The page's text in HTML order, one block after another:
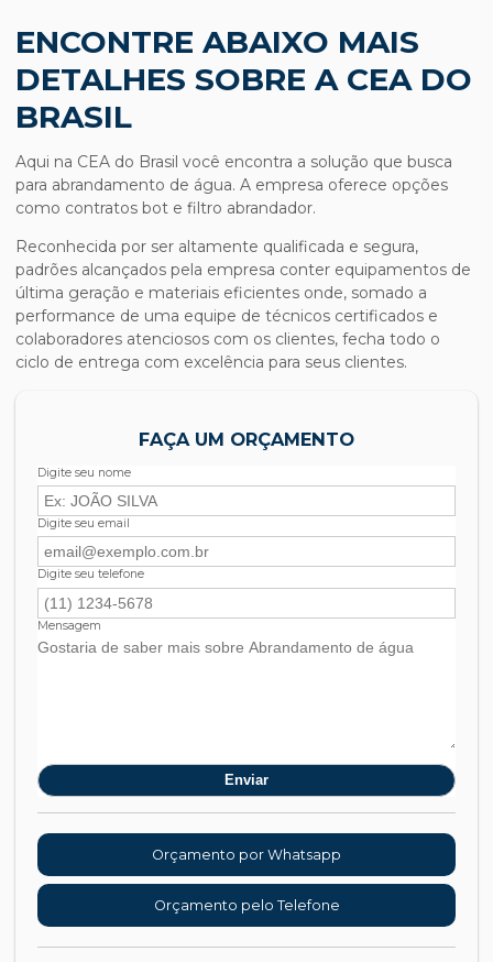
ENCONTRE ABAIXO MAIS
DETALHES SOBRE A CEA DO
BRASIL
Aqui na CEA do Brasil você encontra a solução que busca
para abrandamento de água. A empresa oferece opções
como contratos bot e filtro abrandador.
Reconhecida por ser altamente qualificada e segura,
padrões alcançados pela empresa conter equipamentos de
última geração e materiais eficientes onde, somado a
performance de uma equipe de técnicos certificados e
colaboradores atenciosos com os clientes, fecha todo o
ciclo de entrega com excelência para seus clientes.
FAÇA UM ORÇAMENTO
Digite seu nome
Digite seu email
Digite seu telefone
Mensagem
Orçamento por Whatsapp
Orçamento pelo Telefone